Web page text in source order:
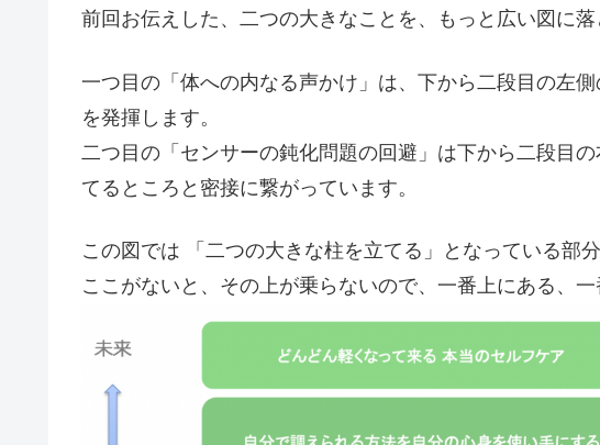
前回お伝えした、二つの大きなことを、もっと広い図に落
一つ目の「体への内なる声かけ」は、下から二段目の左
を発揮します。
二つ目の「センサーの鈍化問題の回避」は下から二段目
てるところと密接に繋がっています。
この図では 「二つの大きな柱を立てる」となっている部
ここがないと、その上が乗らないので、一番上にある、